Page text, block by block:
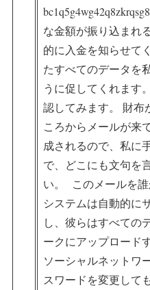
な金額が振り込まれ
的に入金を知らせて
たすべてのデータを
うに促してくれます
認してみます。 財布
ころからメールが来
成されるので、私に
で、どこにも文句を
い。 このメールを誰
システムは自動的に
し、彼らはすべての
ークにアップロード
ソーシャルネットワ
スワードを変更して